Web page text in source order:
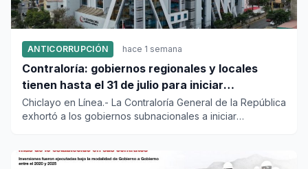
ANTICORRUPCIÓN hace 1 semana
Contraloría: gobiernos regionales y locales
tienen hasta el 31 de julio para iniciar
transferencia de gestión
Chiclayo en Línea.- La Contraloría General de la República
exhortó a los gobiernos subnacionales a iniciar